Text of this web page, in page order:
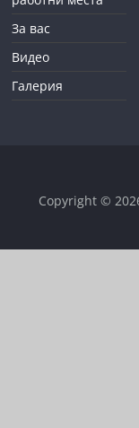
За вас
Видео
Галерия
Copyright ©